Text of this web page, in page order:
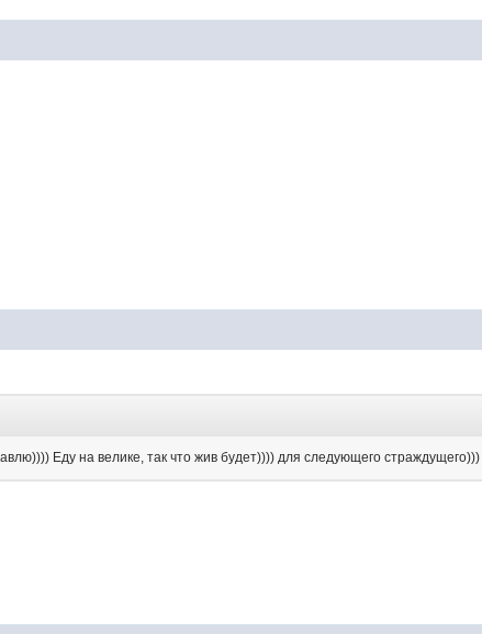
Еду на велике, так что жив будет)))) для следующего страждущего)))